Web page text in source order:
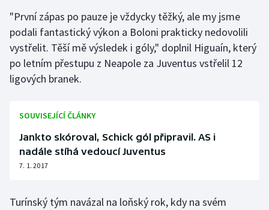
Krasobruslení
Lezení
Lyže a snowboard
Moderní pětiboj
Motorsport
Olympijské hry
Parasport
"První zápas po pauze je vždycky těžký, ale my jsme
podali fantastický výkon a Boloni prakticky nedovolili
vystřelit. Těší mě výsledek i góly," doplnil Higuaín, který
po letním přestupu z Neapole za Juventus vstřelil 12
ligových branek.
SOUVISEJÍCÍ ČLÁNKY
Jankto skóroval, Schick gól připravil. AS i
nadále stíhá vedoucí Juventus
7. 1. 2017
Turínský tým navázal na loňský rok, kdy na svém